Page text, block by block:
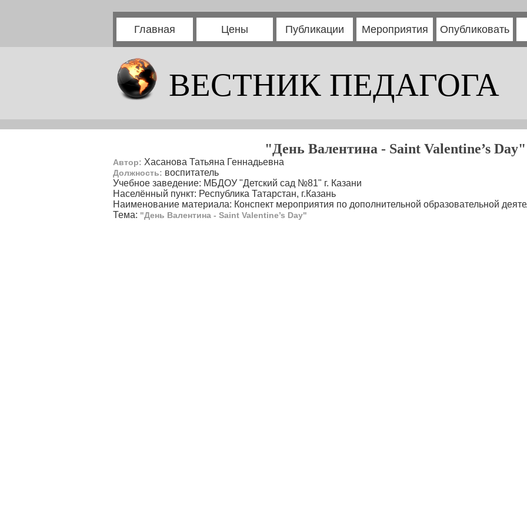
Главная Цены Публикации Мероприятия Опубликовать
ВЕСТНИК ПЕДАГОГА
"День Валентина - Saint Valentine’s Day"
Автор: Хасанова Татьяна Геннадьевна
Должность: воспитатель
Учебное заведение: МБДОУ "Детский сад №81" г. Казани
Населённый пункт: Республика Татарстан, г.Казань
Наименование материала: Конспект мероприятия по дополнительной образовательной
Тема: "День Валентина - Saint Valentine’s Day"